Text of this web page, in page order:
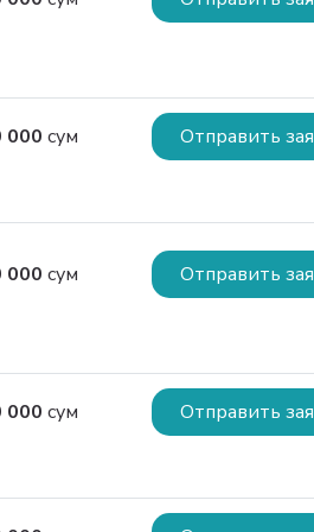
кратного размера БРВ
000 сум Отправить
Ташкенте – до 600 000
Каракалпакстан и
000 сум Отправить
15 лет - 27%  Размер
000 сум Отправить